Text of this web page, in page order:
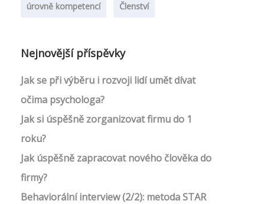
úrovně kompetencí Členství
Nejnovější příspěvky
Jak se při výběru i rozvoji lidí umět dívat
očima psychologa?
Jak si úspěšně zorganizovat firmu do 1
roku?
Jak úspěšně zapracovat nového člověka do
firmy?
Behaviorální interview (2/2): metoda STAR